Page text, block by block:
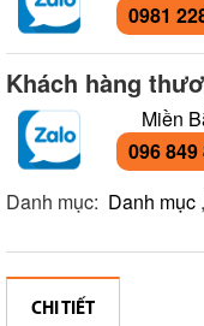
0981
Khách hàng
Miền
096 849
Danh mục: Danh mục ,
CHI TIẾT